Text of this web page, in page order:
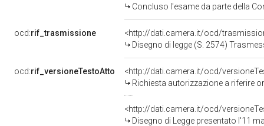
Concluso l'esame da parte della
ocd:rif_trasmissione
<http://dati.camera.it/ocd/
Disegno di legge (S. 2574)
ocd:rif_versioneTestoAtto
<http://dati.camera.it/ocd/
Richiesta autorizzazione a riferire
<http://dati.camera.it/ocd/
Disegno di Legge presentato l'11